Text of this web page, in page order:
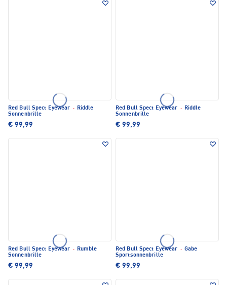
Red Bull Spect Eyewear · Riddle
Sonnenbrille
€ 99,99
Red Bull Spect Eyewear · Riddle
Sonnenbrille
€ 99,99
Red Bull Spect Eyewear · Rumble
Sonnenbrille
€ 99,99
Red Bull Spect Eyewear · Gabe
Sportsonnenbrille
€ 99,99